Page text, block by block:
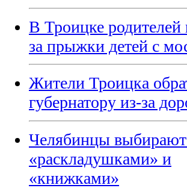
В Троицке родителей
за прыжки детей с
Жители Троицка
губернатору из-за
Челябинцы
«раскладушками» и
«книжками»